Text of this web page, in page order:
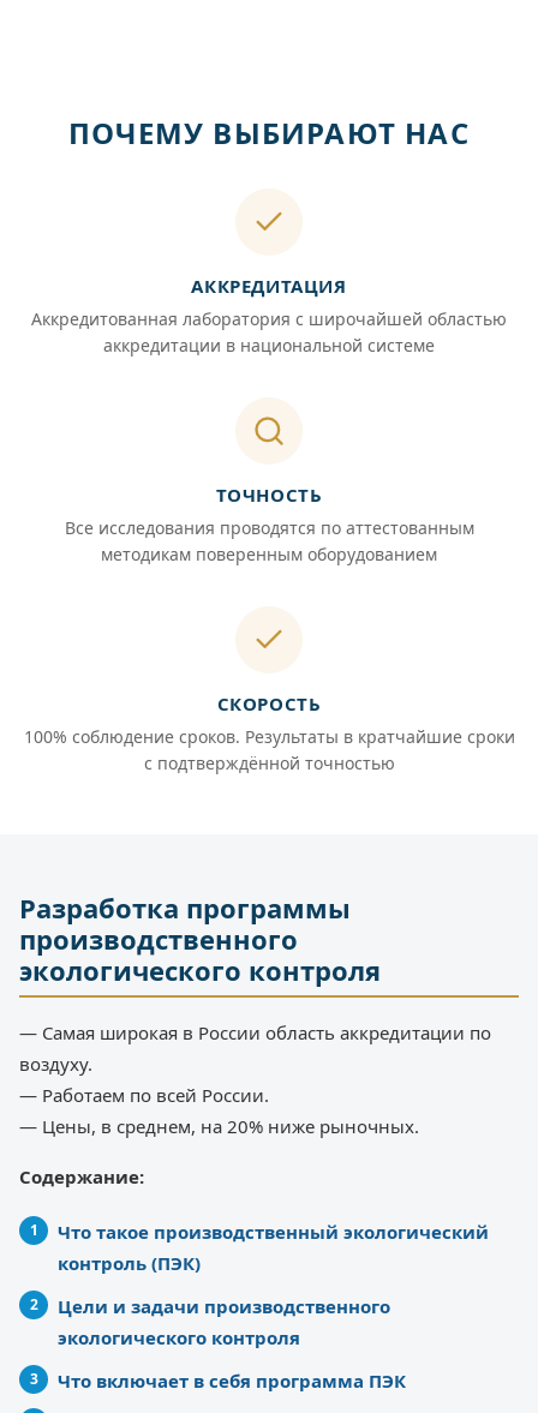
ПОЧЕМУ ВЫБИРАЮТ НАС
АККРЕДИТАЦИЯ
Аккредитованная лаборатория с широчайшей областью
аккредитации в национальной системе
ТОЧНОСТЬ
Все исследования проводятся по аттестованным
методикам поверенным оборудованием
СКОРОСТЬ
100% соблюдение сроков. Результаты в кратчайшие сроки
с подтверждённой точностью
Разработка программы
производственного
экологического контроля
— Самая широкая в России область аккредитации по
воздуху.
— Работаем по всей России.
— Цены, в среднем, на 20% ниже рыночных.
Содержание:
Что такое производственный экологический
контроль (ПЭК)
Цели и задачи производственного
экологического контроля
Что включает в себя программа ПЭК